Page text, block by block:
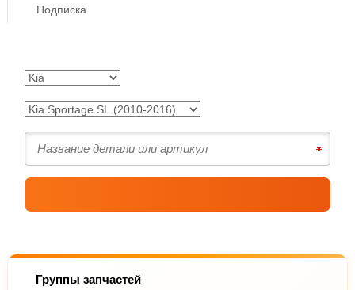
Подписка
Группы запчастей